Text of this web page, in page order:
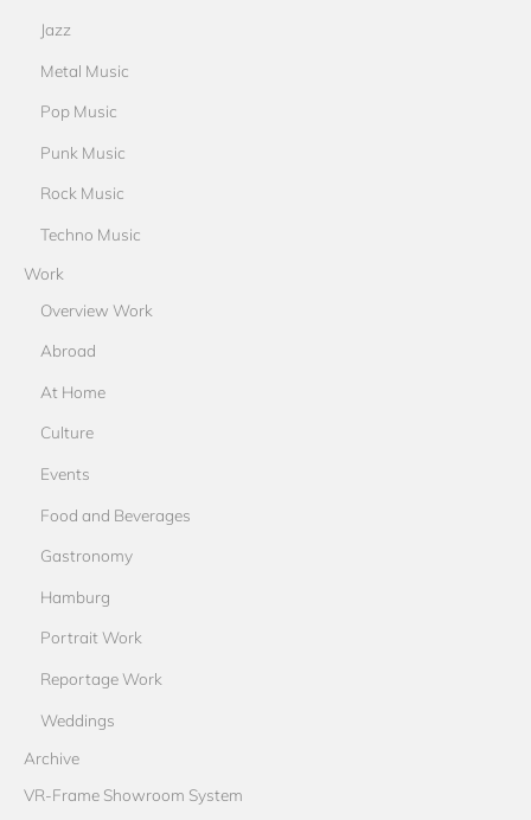
Jazz
Metal Music
Pop Music
Punk Music
Rock Music
Techno Music
Work
Overview Work
Abroad
At Home
Culture
Events
Food and Beverages
Gastronomy
Hamburg
Portrait Work
Reportage Work
Weddings
Archive
VR-Frame Showroom System